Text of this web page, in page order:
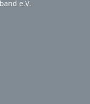
e.V.